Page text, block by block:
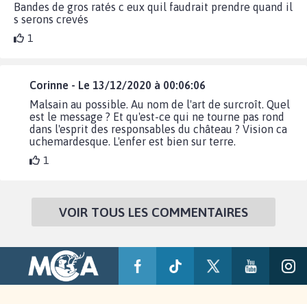
Bandes de gros ratés c eux quil faudrait prendre quand il
s serons crevés
1
Corinne - Le 13/12/2020 à 00:06:06
Malsain au possible. Au nom de l'art de surcroît. Quel
est le message ? Et qu'est-ce qui ne tourne pas rond
dans l'esprit des responsables du château ? Vision ca
uchemardesque. L'enfer est bien sur terre.
1
VOIR TOUS LES COMMENTAIRES